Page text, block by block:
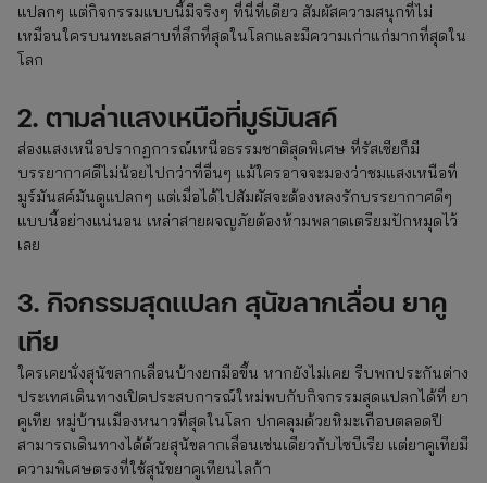
แปลกๆ แต่กิจกรรมแบบนี้มีจริงๆ ที่นี่ที่เดียว สัมผัสความสนุกที่ไม่
เหมือนใครบนทะเลสาบที่ลึกที่สุดในโลกและมีความเก่าแก่มากที่สุดใน
โลก
2. ตามล่าแสงเหนือที่มูร์มันสค์
ส่องแสงเหนือปรากฏการณ์เหนือธรรมชาติสุดพิเศษ ที่รัสเซียก็มี
บรรยากาศดีไม่น้อยไปกว่าที่อื่นๆ แม้ใครอาจจะมองว่าชมแสงเหนือที่
มูร์มันสค์มันดูแปลกๆ แต่เมื่อได้ไปสัมผัสจะต้องหลงรักบรรยากาศดีๆ
แบบนี้อย่างแน่นอน เหล่าสายผจญภัยต้องห้ามพลาดเตรียมปักหมุดไว้
เลย
3. กิจกรรมสุดแปลก สุนัขลากเลื่อน ยาคู
เทีย
ใครเคยนั่งสุนัขลากเลื่อนบ้างยกมือขึ้น หากยังไม่เคย รีบพกประกันต่าง
ประเทศเดินทางเปิดประสบการณ์ใหม่พบกับกิจกรรมสุดแปลกได้ที่ ยา
คูเทีย หมู่บ้านเมืองหนาวที่สุดในโลก ปกคลุมด้วยหิมะเกือบตลอดปี
สามารถเดินทางได้ด้วยสุนัขลากเลื่อนเช่นเดียวกับไซบีเรีย แต่ยาคูเทียมี
ความพิเศษตรงที่ใช้สุนัขยาคูเทียนไลก้า